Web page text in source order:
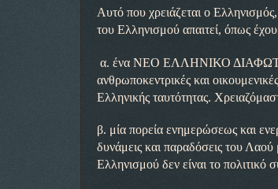
Αυτό που χρειάζεται ο
του Ελληνισμού απαιτεί, όπως
α. ένα ΝΕΟ ΕΛΛΗΝΙΚΟ
ανθρωποκεντρικές και
Ελληνικής ταυτότητας.
β. μία πορεία ενημερώσεως και
δυνάμεις και παραδόσεις του Λαού
Ελληνισμού δεν είναι το πολιτικό